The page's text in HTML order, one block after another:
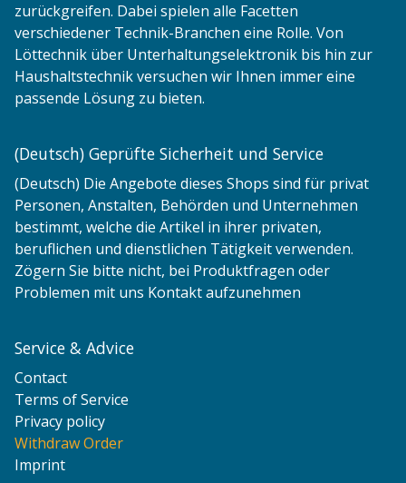
zurückgreifen. Dabei spielen alle Facetten
verschiedener Technik-Branchen eine Rolle. Von
Löttechnik über Unterhaltungselektronik bis hin zur
Haushaltstechnik versuchen wir Ihnen immer eine
passende Lösung zu bieten.
Service & Advice
Contact
Terms of Service
Privacy policy
Withdraw Order
Imprint
(Deutsch) Geprüfte Sicherheit und Service
(Deutsch) Die Angebote dieses Shops sind für privat
Personen, Anstalten, Behörden und Unternehmen
bestimmt, welche die Artikel in ihrer privaten,
beruflichen und dienstlichen Tätigkeit verwenden.
Zögern Sie bitte nicht, bei Produktfragen oder
Problemen mit uns Kontakt aufzunehmen